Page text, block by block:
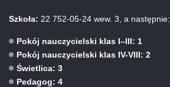
Szkoła: 22 752-05-24 wew. 3, a następnie:
Pokój nauczycielski klas I–III: 1
Pokój nauczycielski klas IV-VIII: 2
Świetlica: 3
Pedagog: 4